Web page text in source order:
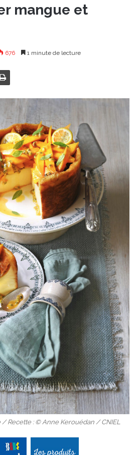
mangue et
676 1 minute de lecture
/ Recette : © Anne Kerouédan / CNIEL